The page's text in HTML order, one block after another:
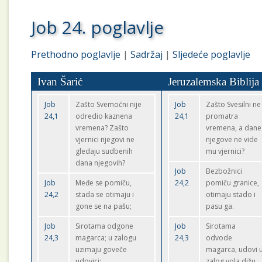
Job 24. poglavlje
Prethodno poglavlje |Sadržaj |Sljedeće poglavlje
Ivan Šarić Jeruzalemska Biblija
Job
24,1
Zašto Svemoćni nije
odredio kaznena
vremena? Zašto
vjernici njegovi ne
gledaju sudbenih
dana njegovih?
Job
24,2
Međe se pomiču,
stada se otimaju i
gone se na pašu;
Job
24,3
Sirotama odgone
magarca; u zalogu
uzimaju goveče
Job
24,1
Zašto Svesilni ne
promatra
vremena, a dane
njegove ne vide
mu vjernici?
Job
24,2
Bezbožnici
pomiču granice,
otimaju stado i
pasu ga.
Job
24,3
Sirotama
odvode
magarca, udovi